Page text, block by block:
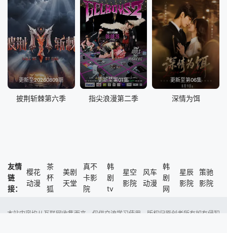
更新至20260809期
披荆斩棘第六季
更新至第01集
指尖浪漫第二季
更新至第06集
深情为饵
友情
链
接：
樱花
动漫
茶
杯
狐
美剧
天堂
真不
卡影
院
韩
剧
tv
星空
影院
风车
动漫
韩
剧
网
星辰
影院
策驰
影院
本站内容均从互联网收集而来，仅供交流学习使用，版权归原创者所有如有侵犯